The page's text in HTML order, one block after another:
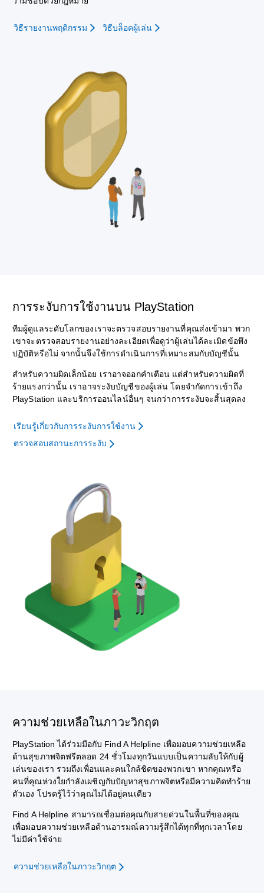
วิธีรายงานพฤติกรรม วิธีบล็อคผู้เล่น
การระงับการใช้งานบน PlayStation
ทีมผู้ดูแลระดับโลกของเราจะตรวจสอบรายงานที่คุณส่งเข้ามา พวก
เขาจะตรวจสอบรายงานอย่างละเอียดเพื่อดูว่าผู้เล่นได้ละเมิดข้อพึง
ปฏิบัติหรือไม่ จากนั้นจึงใช้การดำเนินการที่เหมาะสมกับบัญชีนั้น
สำหรับความผิดเล็กน้อย เราอาจออกคำเตือน แต่สำหรับความผิดที่
ร้ายแรงกว่านั้น เราอาจระงับบัญชีของผู้เล่น โดยจำกัดการเข้าถึง
PlayStation และบริการออนไลน์อื่นๆ จนกว่าการระงับจะสิ้นสุดลง
เรียนรู้เกี่ยวกับการระงับการใช้งาน
ตรวจสอบสถานะการระงับ
ความช่วยเหลือในภาวะวิกฤต
PlayStation ได้ร่วมมือกับ Find A Helpline เพื่อมอบความช่วยเหลือ
ด้านสุขภาพจิตฟรีตลอด 24 ชั่วโมงทุกวันแบบเป็นความลับให้กับผู้
เล่นของเรา รวมถึงเพื่อนและคนใกล้ชิดของพวกเขา หากคุณหรือ
คนที่คุณห่วงใยกำลังเผชิญกับปัญหาสุขภาพจิตหรือมีความคิดทำร้าย
ตัวเอง โปรดรู้ไว้ว่าคุณไม่ได้อยู่คนเดียว
Find A Helpline สามารถเชื่อมต่อคุณกับสายด่วนในพื้นที่ของคุณ
เพื่อมอบความช่วยเหลือด้านอารมณ์ความรู้สึกได้ทุกที่ทุกเวลาโดย
ไม่มีค่าใช้จ่าย
ความช่วยเหลือในภาวะวิกฤต